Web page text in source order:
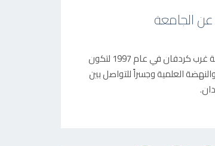
الجامعة
أنشئت جامعة غرب كردفان في عام 1997 لتكون
العلمية وجسراً للتواصل بين